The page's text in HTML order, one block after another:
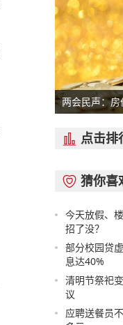
两会民声：
 点击排
 猜你喜
今天放假、
招了没？
部分校园贷
息达40%
清明节祭祀
议
应聘送餐员